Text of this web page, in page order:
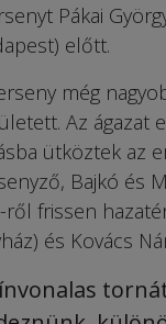
Pákai
előtt.
még
Az ágazat
ütköztek az
Bajkó és
frissen
és Kovács